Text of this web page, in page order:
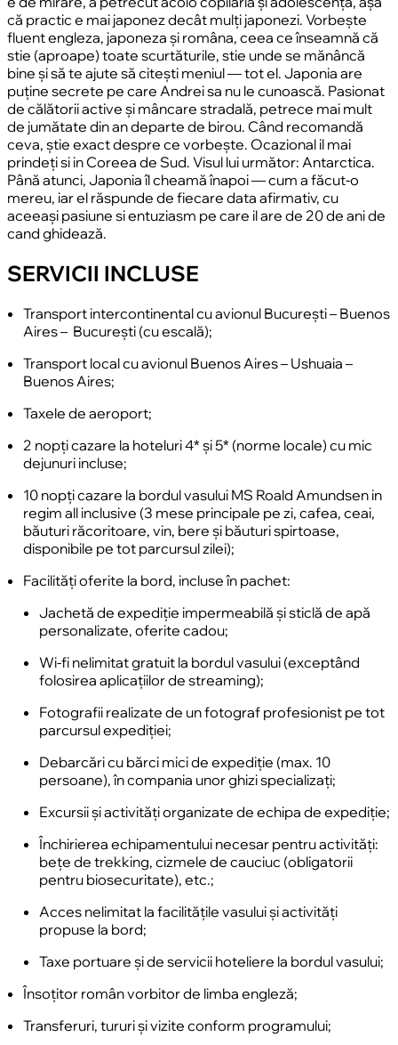
că practic e mai japonez decât mulți japonezi. Vorbește
fluent engleza, japoneza și româna, ceea ce înseamnă că
stie (aproape) toate scurtăturile, stie unde se mănâncă
bine și să te ajute să citești meniul — tot el. Japonia are
puține secrete pe care Andrei sa nu le cunoască. Pasionat
de călătorii active și mâncare stradală, petrece mai mult
de jumătate din an departe de birou. Când recomandă
ceva, știe exact despre ce vorbește. Ocazional il mai
prindeți si in Coreea de Sud. Visul lui următor: Antarctica.
Până atunci, Japonia îl cheamă înapoi — cum a făcut-o
mereu, iar el răspunde de fiecare data afirmativ, cu
aceeași pasiune si entuziasm pe care il are de 20 de ani de
cand ghidează.
SERVICII INCLUSE
Transport intercontinental cu avionul București – Buenos
Aires – București (cu escală);
Transport local cu avionul Buenos Aires – Ushuaia –
Buenos Aires;
Taxele de aeroport;
2 nopți cazare la hoteluri 4* și 5* (norme locale) cu mic
dejunuri incluse;
10 nopți cazare la bordul vasului MS Roald Amundsen in
regim all inclusive (3 mese principale pe zi, cafea, ceai,
băuturi răcoritoare, vin, bere și băuturi spirtoase,
disponibile pe tot parcursul zilei);
Facilități oferite la bord, incluse în pachet:
Jachetă de expediție impermeabilă și sticlă de apă
personalizate, oferite cadou;
Wi-fi nelimitat gratuit la bordul vasului (exceptând
folosirea aplicațiilor de streaming);
Fotografii realizate de un fotograf profesionist pe tot
parcursul expediției;
Debarcări cu bărci mici de expediție (max. 10
persoane), în compania unor ghizi specializați;
Excursii și activități organizate de echipa de expediție;
Închirierea echipamentului necesar pentru activități:
bețe de trekking, cizmele de cauciuc (obligatorii
pentru biosecuritate), etc.;
Acces nelimitat la facilitățile vasului și activități
propuse la bord;
Taxe portuare și de servicii hoteliere la bordul vasului;
Însoțitor român vorbitor de limba engleză;
Transferuri, tururi și vizite conform programului;